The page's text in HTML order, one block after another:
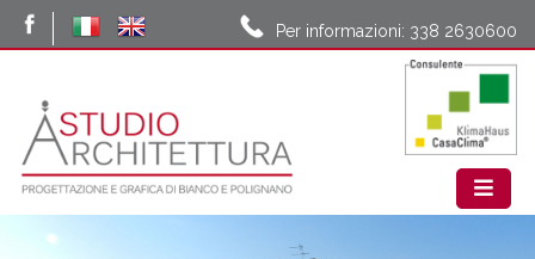
Per informazioni: 338 2630600